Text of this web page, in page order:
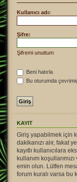
Kullanıcı adı:
Şifre:
Şifremi unuttum
Beni hatırla
Bu oturumda
KAYIT
Giriş yapabilmek için
dakikanızı alır, fakat
kayıtlı kullanıcılara
kullanım
emin olun. Lütfen
forum kuralı varsa bu